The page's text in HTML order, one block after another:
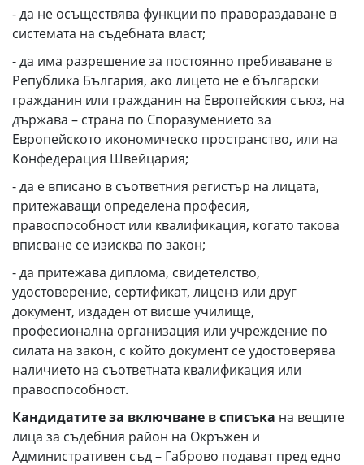
- да не осъществява функции по правораздаване в
системата на съдебната власт;
- да има разрешение за постоянно пребиваване в
Република България, ако лицето не е български
гражданин или гражданин на Европейския съюз, на
държава – страна по Споразумението за
Европейското икономическо пространство, или на
Конфедерация Швейцария;
- да е вписано в съответния регистър на лицата,
притежаващи определена професия,
правоспособност или квалификация, когато такова
вписване се изисква по закон;
- да притежава диплома, свидетелство,
удостоверение, сертификат, лиценз или друг
документ, издаден от висше училище,
професионална организация или учреждение по
силата на закон, с който документ се удостоверява
наличието на съответната квалификация или
правоспособност.
Кандидатите за включване в списъка на вещите
лица за съдебния район на Окръжен и
Административен съд – Габрово подават пред едно